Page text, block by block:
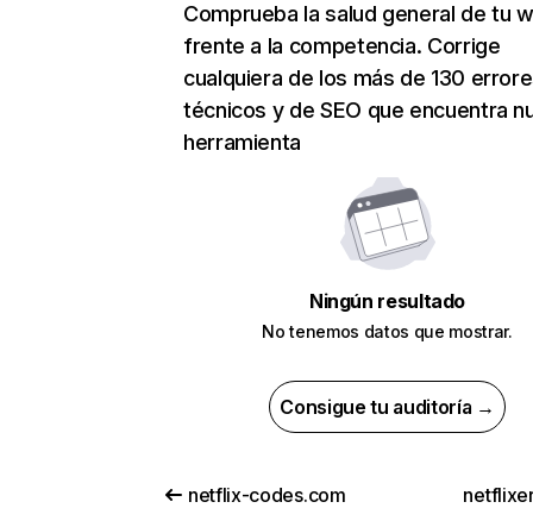
Comprueba la salud general de tu
frente a la competencia. Corrige
cualquiera de los más de 130
técnicos y de SEO que encuentra
herramienta
Ningún resultado
No tenemos datos que mostrar.
Consigue tu auditoría →
netflix-codes.com